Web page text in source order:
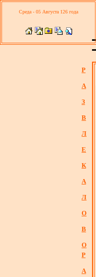
Среда - 05 Августа 126 года
Р
А
З
В
Л
Е
К
А
Л
О
В
О
Р
А